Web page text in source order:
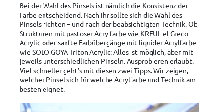
Bei der Wahl des Pinsels ist nämlich die Konsistenz der
Farbe entscheidend. Nach ihr sollte sich die Wahl des
Pinsels richten – und nach der beabsichtigten Technik. Ob
Strukturen mit pastoser Acrylfarbe wie KREUL el Greco
Acrylic oder sanfte Farbübergänge mit liquider Acrylfarbe
wie SOLO GOYA Triton Acrylic: Alles ist möglich, aber mit
jeweils unterschiedlichen Pinseln. Ausprobieren erlaubt.
Viel schneller geht’s mit diesen zwei Tipps. Wir zeigen,
welcher Pinsel sich für welche Acrylfarbe und Technik am
besten eignet.